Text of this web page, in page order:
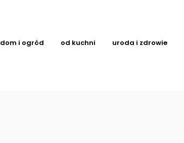
dom i ogród od kuchni uroda i zdrowie